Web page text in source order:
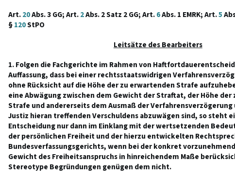
Art.20Abs. 3 GG; Art.2Abs. 2 Satz 2 GG; Art.6Abs. 1 EMRK; Art.5
§120StPO
Leitsätze des Bearbeiters
1. Folgen die Fachgerichte im Rahmen von
Auffassung, dass bei einer rechtsstaatswidrigen
ohne Rücksicht auf die Höhe der zu erwartenden Strafe
eine Abwägung zwischen dem Gewicht der Straftat, der Höhe
Strafe und andererseits dem Ausmaß der Verfahrensverzögerung
Justiz hieran treffenden Verschuldens abzuwägen sind, so steht
Entscheidung nur dann im Einklang mit der wertsetzenden
der persönlichen Freiheit und der hierzu entwickelten
Bundesverfassungsgerichts, wenn bei der konkret
Gewicht des Freiheitsanspruchs in hinreichendem Maße
Stereotype Begründungen genügen dem nicht.